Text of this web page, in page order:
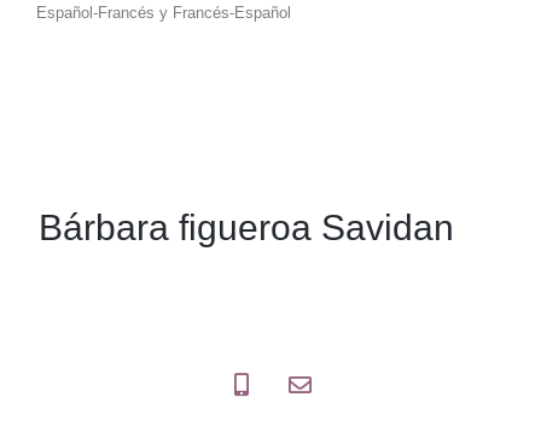
Español-Francés y Francés-Español
Bárbara figueroa Savidan